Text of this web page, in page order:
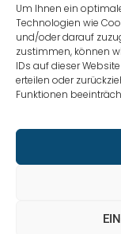
Um Ihnen ein
Technologien wie
und/oder darauf
zustimmen, können
IDs auf dieser
erteilen oder
Funktionen
0228 / 915
LIBRAInvest ©